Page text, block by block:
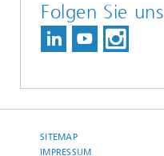
Folgen Sie uns
SITEMAP
IMPRESSUM